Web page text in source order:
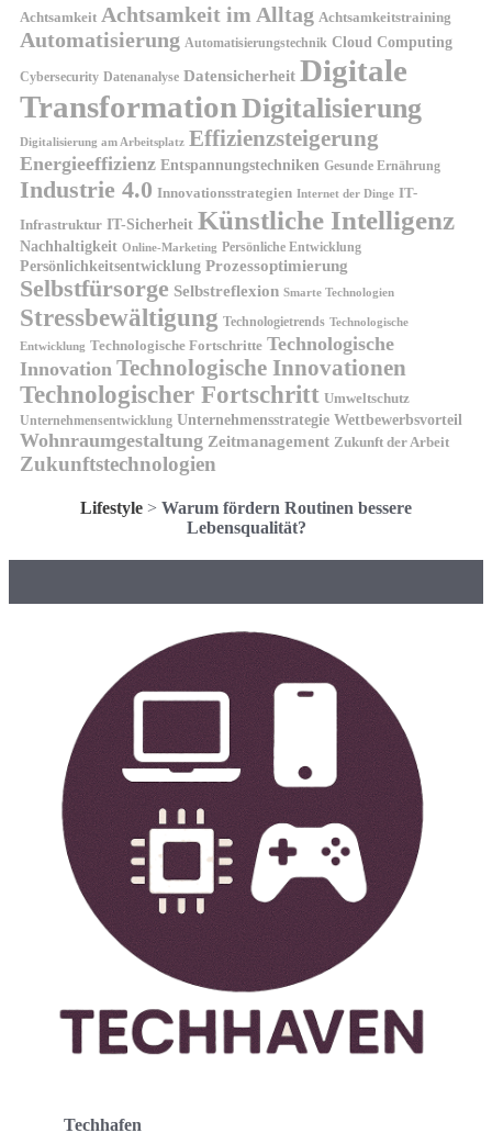
Achtsamkeit Achtsamkeit im Alltag Achtsamkeitstraining
Automatisierung Automatisierungstechnik Cloud Computing
Cybersecurity Datenanalyse Datensicherheit Digitale
TransformationDigitalisierung
Digitalisierung am Arbeitsplatz Effizienzsteigerung
Energieeffizienz Entspannungstechniken Gesunde Ernährung
Industrie 4.0 Innovationsstrategien Internet der Dinge IT-
Infrastruktur IT-Sicherheit Künstliche Intelligenz
Nachhaltigkeit Online-Marketing Persönliche Entwicklung
Persönlichkeitsentwicklung Prozessoptimierung
Selbstfürsorge Selbstreflexion Smarte Technologien
Stressbewältigung Technologietrends Technologische
Entwicklung Technologische Fortschritte Technologische
Innovation Technologische Innovationen
Technologischer Fortschritt Umweltschutz
Unternehmensentwicklung Unternehmensstrategie Wettbewerbsvorteil
Wohnraumgestaltung Zeitmanagement Zukunft der Arbeit
Zukunftstechnologien
Lifestyle > Warum fördern Routinen bessere
Lebensqualität?
Techhafen